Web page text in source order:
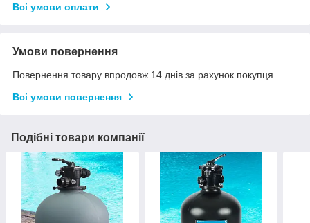
Всі умови оплати
Умови повернення
Повернення товару впродовж 14 днів за рахунок покупця
Всі умови повернення
Подібні товари компанії